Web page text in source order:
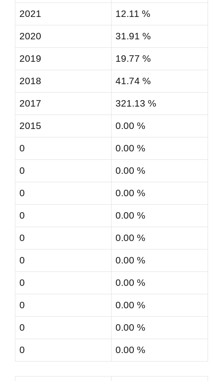
2021 12.11 %
2020 31.91 %
2019 19.77 %
2018 41.74 %
2017 321.13 %
2015 0.00 %
0 0.00 %
0 0.00 %
0 0.00 %
0 0.00 %
0 0.00 %
0 0.00 %
0 0.00 %
0 0.00 %
0 0.00 %
0 0.00 %